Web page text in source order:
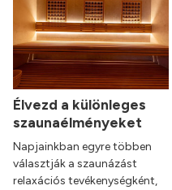
Élvezd a különleges
szaunaélményeket
Napjainkban egyre többen
választják a szaunázást
relaxációs tevékenységként,